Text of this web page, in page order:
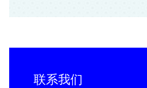
联系我们